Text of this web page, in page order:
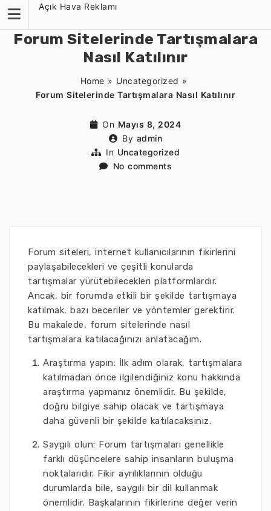
content
Açık Hava Reklamı
Forum Sitelerinde Tartışmalara
Nasıl Katılınır
Home » Uncategorized »
Forum Sitelerinde Tartışmalara Nasıl Katılınır
On Mayıs 8, 2024
By admin
In Uncategorized
No comments
Forum siteleri, internet kullanıcılarının fikirlerini
paylaşabilecekleri ve çeşitli konularda
tartışmalar yürütebilecekleri platformlardır.
Ancak, bir forumda etkili bir şekilde tartışmaya
katılmak, bazı beceriler ve yöntemler gerektirir.
Bu makalede, forum sitelerinde nasıl
tartışmalara katılacağınızı anlatacağım.
Araştırma yapın: İlk adım olarak, tartışmalara
katılmadan önce ilgilendiğiniz konu hakkında
araştırma yapmanız önemlidir. Bu şekilde,
doğru bilgiye sahip olacak ve tartışmaya
daha güvenli bir şekilde katılacaksınız.
Saygılı olun: Forum tartışmaları genellikle
farklı düşüncelere sahip insanların buluşma
noktalarıdır. Fikir ayrılıklarının olduğu
durumlarda bile, saygılı bir dil kullanmak
önemlidir. Başkalarının fikirlerine değer verin